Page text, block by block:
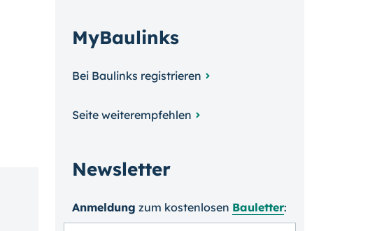
MyBaulinks
Bei Baulinks registrieren
Seite weiterempfehlen
Newsletter
Anmeldung zum kosten­losen Bauletter: